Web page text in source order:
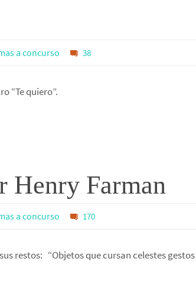
a concurso 38
“Te quiero”.
Henry Farman
a concurso 170
restos: “Objetos que cursan celestes gestos